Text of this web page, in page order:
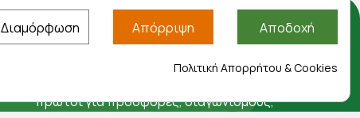
Αποκλειστικές προσφορές
πρώτοι για προσφορές, διαγωνισμούς,
Διαμόρφωση Απόρριψη Αποδοχή
Πολιτική Απορρήτου & Cookies